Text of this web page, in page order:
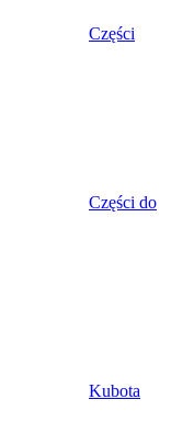
Części
Części do
Kubota